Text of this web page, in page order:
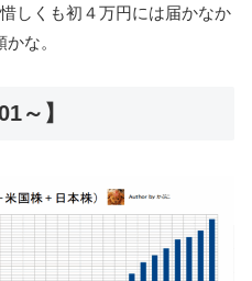
しくも初４万円には届かなか
な。
～】